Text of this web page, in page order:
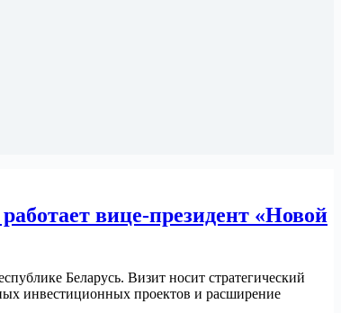
вице-президент «Новой
Беларусь. Визит носит стратегический
инвестиционных проектов и расширение